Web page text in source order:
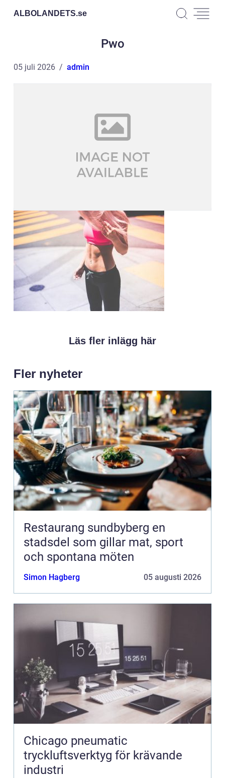
ALBOLANDETS.se
Pwo
05 juli 2026 admin
Läs fler inlägg här
Fler nyheter
Restaurang sundbyberg en
stadsdel som gillar mat, sport
och spontana möten
Simon Hagberg 05 augusti 2026
Chicago pneumatic
tryckluftsverktyg för krävande
industri